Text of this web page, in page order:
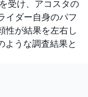
受け、アコスタの
イダー自身のパフ
性が結果を左右し
ような調査結果と